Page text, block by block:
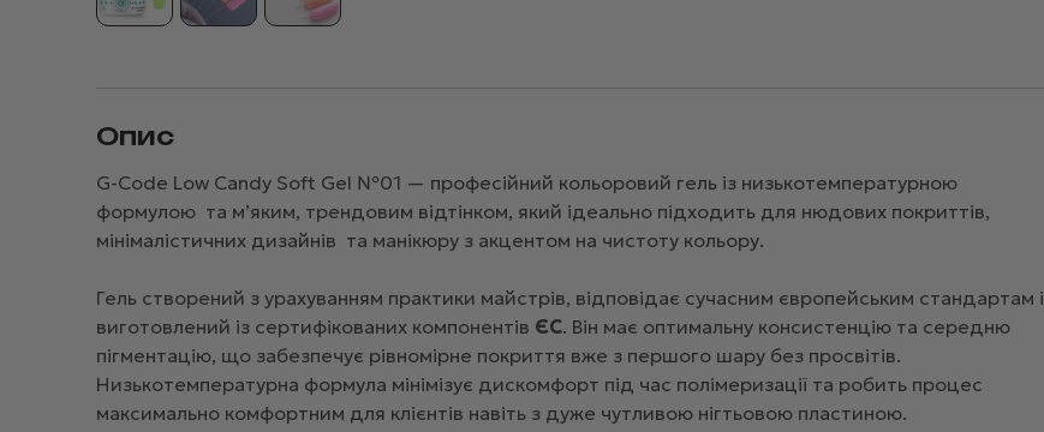
Опис
G-Code Low Candy Soft Gel №01 — професійний кольоровий гель із низькотемпературною
формулою та м’яким, трендовим відтінком, який ідеально підходить для нюдових покриттів,
мінімалістичних дизайнів та манікюру з акцентом на чистоту кольору.
Гель створений з урахуванням практики майстрів, відповідає сучасним європейським стандартам і
виготовлений із сертифікованих компонентів ЄС. Він має оптимальну консистенцію та середню
пігментацію, що забезпечує рівномірне покриття вже з першого шару без просвітів.
Низькотемпературна формула мінімізує дискомфорт під час полімеризації та робить процес
максимально комфортним для клієнтів навіть з дуже чутливою нігтьовою пластиною.